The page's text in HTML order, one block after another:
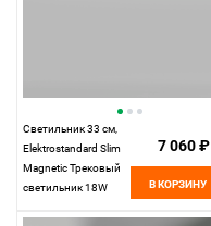
Светильник 33 см,
Elektrostandard Slim
Magnetic Трековый
светильник 18W
7 060 ₽
В КОРЗИНУ